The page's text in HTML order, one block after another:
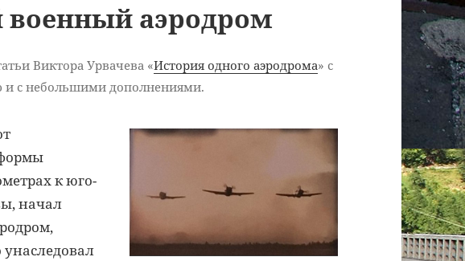
аэродром
Виктора Урвачева «История одного аэродрома» с
и с небольшими дополнениями.
к юго-
начал